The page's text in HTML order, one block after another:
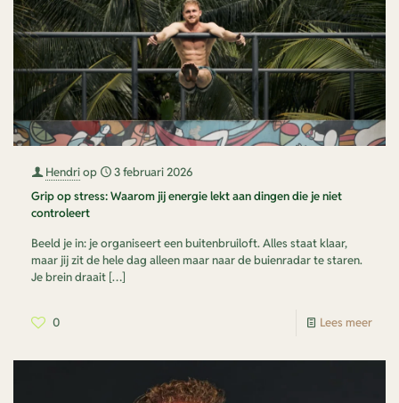
Hendriop
3 februari 2026
Grip op stress: Waarom jij energie lekt aan dingen die je niet
controleert
Beeld je in: je organiseert een buitenbruiloft. Alles staat klaar,
maar jij zit de hele dag alleen maar naar de buienradar te staren.
Je brein draait […]
0 Lees meer